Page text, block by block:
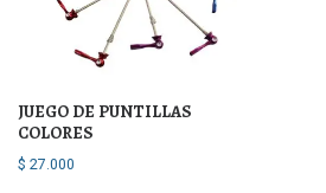
JUEGO DE PUNTILLAS
COLORES
$ 27.000